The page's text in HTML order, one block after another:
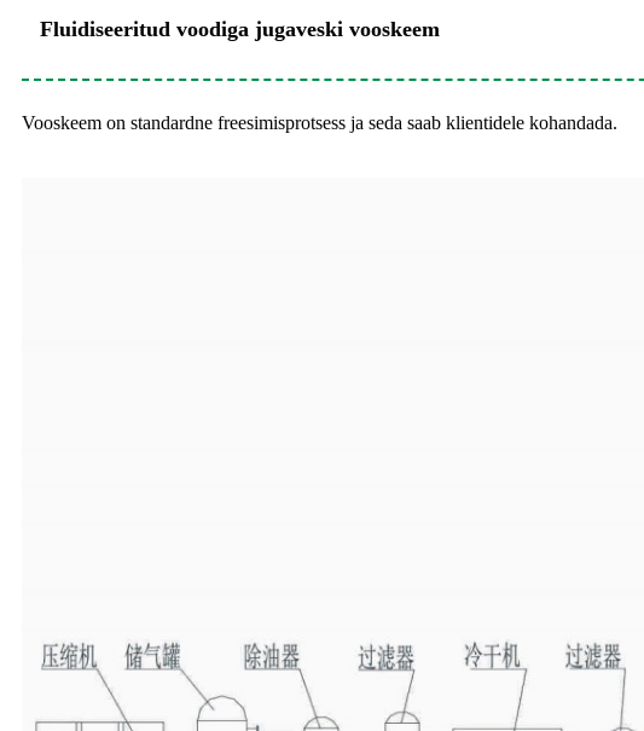
Fluidiseeritud voodiga jugaveski vooskeem
Vooskeem on standardne freesimisprotsess ja seda saab klientidele kohandada.